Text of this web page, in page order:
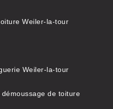
Weiler-la-tour
Weiler-la-tour
de toiture